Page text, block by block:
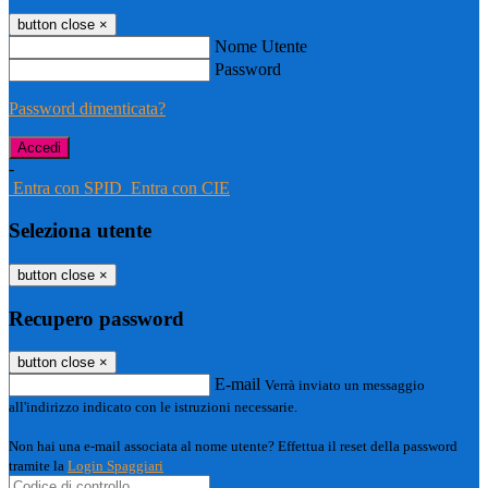
button close ×
Nome Utente
Password
Password dimenticata?
-
Entra con SPID Entra con CIE
Seleziona utente
button close ×
Recupero password
button close ×
E-mail Verrà inviato un messaggio
all'indirizzo indicato con le istruzioni necessarie.
Non hai una e-mail associata al nome utente? Effettua il reset della password
tramite la Login Spaggiari